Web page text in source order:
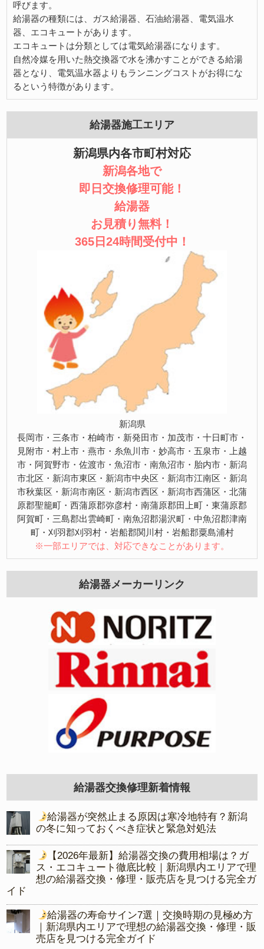
呼びます。
給湯器の種類には、ガス給湯器、石油給湯器、電気温水
器、エコキュートがあります。
エコキュートは分類としては電気給湯器になります。
自然冷媒を用いた熱交換器で水を沸かすことができる給湯
器となり、電気温水器よりもランニングコストがお得にな
るという特徴があります。
給湯器施工エリア
新潟県内各市町村対応
新潟各地で
即日交換修理可能！
給湯器
お見積り無料！
365日24時間受付中！
新潟県
長岡市・三条市・柏崎市・新発田市・加茂市・十日町市・
見附市・村上市・燕市・糸魚川市・妙高市・五泉市・上越
市・阿賀野市・佐渡市・魚沼市・南魚沼市・胎内市・新潟
市北区・新潟市東区・新潟市中央区・新潟市江南区・新潟
市秋葉区・新潟市南区・新潟市西区・新潟市西蒲区・北蒲
原郡聖籠町・西蒲原郡弥彦村・南蒲原郡田上町・東蒲原郡
阿賀町・三島郡出雲崎町・南魚沼郡湯沢町・中魚沼郡津南
町・刈羽郡刈羽村・岩船郡関川村・岩船郡粟島浦村
※一部エリアでは、対応できなことがあります。
給湯器メーカーリンク
給湯器交換修理新着情報
給湯器が突然止まる原因は寒冷地特有？新潟
の冬に知っておくべき症状と緊急対処法
【2026年最新】給湯器交換の費用相場は？ガ
ス・エコキュート徹底比較｜新潟県内エリアで理
想の給湯器交換・修理・販売店を見つける完全ガ
イド
給湯器の寿命サイン7選｜交換時期の見極め方
｜新潟県内エリアで理想の給湯器交換・修理・販
売店を見つける完全ガイド